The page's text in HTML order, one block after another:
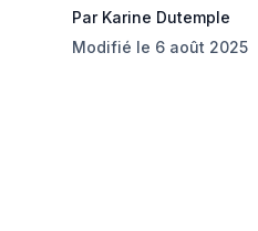
Par Karine Dutemple
Modifié le 6 août 2025